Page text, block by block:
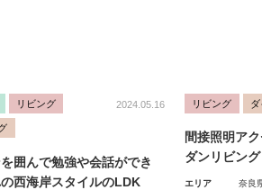
リビング 2024.05.16
囲んで勉強や会話ができ
西海岸スタイルのLDK
リビング
間接照明ア
ダンリビング
エリア 奈良